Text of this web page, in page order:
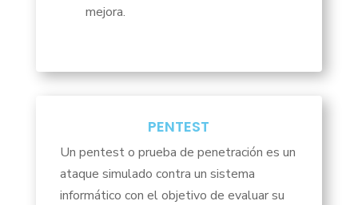
mejora.
PENTEST
Un pentest o prueba de penetración es un
ataque simulado contra un sistema
informático con el objetivo de evaluar su